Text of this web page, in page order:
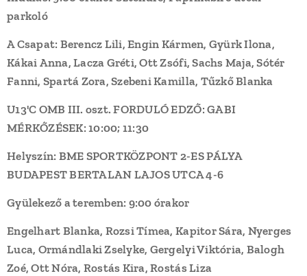
parkoló
A Csapat: Berencz Lili, Engin Kármen, Gyürk Ilona,
Kákai Anna, Lacza Gréti, Ott Zsófi, Sachs Maja, Sótér
Fanni, Spartá Zora, Szebeni Kamilla, Tűzkő Blanka
U13'C OMB III. oszt. FORDULÓ EDZŐ: GABI
MÉRKŐZÉSEK: 10:00; 11:30
Helyszín: BME SPORTKÖZPONT 2-ES PÁLYA
BUDAPEST BERTALAN LAJOS UTCA 4-6
Gyülekező a teremben: 9:00 órakor
Engelhart Blanka, Rozsi Tímea, Kapitor Sára, Nyerges
Luca, Ormándlaki Zselyke, Gergelyi Viktória, Balogh
Zoé, Ott Nóra, Rostás Kira, Rostás Liza